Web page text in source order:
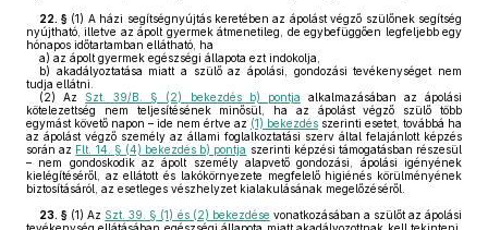
22. § (1) A házi segítségnyújtás keretében az ápolást végző szülőnek segítség
nyújtható, illetve az ápolt gyermek átmenetileg, de egybefüggően legfeljebb egy
hónapos időtartamban ellátható, ha
a) az ápolt gyermek egészségi állapota ezt indokolja,
b) akadályoztatása miatt a szülő az ápolási, gondozási tevékenységet nem
tudja ellátni.
(2) Az Szt. 39/B. § (2) bekezdés b) pontja alkalmazásában az ápolási
kötelezettség nem teljesítésének minősül, ha az ápolást végző szülő több
egymást követő napon – ide nem értve az (1) bekezdés szerinti esetet, továbbá ha
az ápolást végző személy az állami foglalkoztatási szerv által felajánlott képzés
során az Flt. 14. § (4) bekezdés b) pontja szerinti képzési támogatásban részesül
– nem gondoskodik az ápolt személy alapvető gondozási, ápolási igényének
kielégítéséről, az ellátott és lakókörnyezete megfelelő higiénés körülményének
biztosításáról, az esetleges vészhelyzet kialakulásának megelőzéséről.
23. § (1) Az Szt. 39. § (1) és (2) bekezdése vonatkozásában a szülőt az ápolási